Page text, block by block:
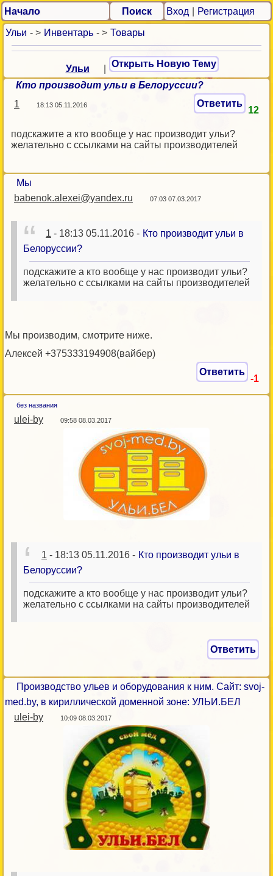
Начало Поиск Вход Регистрация
Ульи - > Инвентарь - > Товары
Ульи Открыть Новую Тему
Кто производит ульи в Белоруссии?
1
18:13 05.11.2016 Ответить
12
подскажите а кто вообще у нас производит ульи?
желательно с ссылками на сайты производителей
Мы
babenok.alexei@yandex.ru
07:03 07.03.2017
1 - 18:13 05.11.2016 - Кто производит ульи в
Белоруссии?
подскажите а кто вообще у нас производит ульи?
желательно с ссылками на сайты производителей
Мы производим, смотрите ниже.
Алексей +375333194908(вайбер)
Ответить
-1
без названия
ulei-by 09:58 08.03.2017
1 - 18:13 05.11.2016 - Кто производит ульи в
Белоруссии?
подскажите а кто вообще у нас производит ульи?
желательно с ссылками на сайты производителей
Ответить
Производство ульев и оборудования к ним. Сайт: svoj-
med.by, в кириллической доменной зоне: УЛЬИ.БЕЛ
ulei-by
10:09 08.03.2017